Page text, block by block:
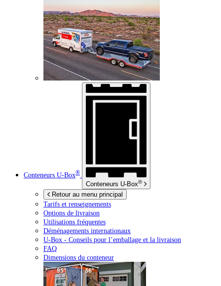
Conteneurs U-Box®
Conteneurs U-Box®
Retour au menu principal
Tarifs et renseignements
Options de livraison
Utilisations fréquentes
Déménagements internationaux
U-Box - Conseils pour l’emballage et la livraison
FAQ
Dimensions du conteneur